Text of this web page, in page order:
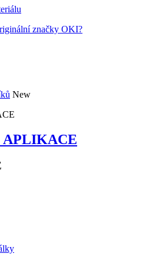
značky OKI?
New
APLIKACE